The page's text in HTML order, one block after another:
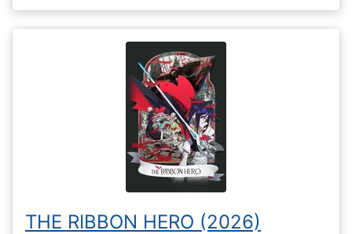
THE RIBBON HERO (2026)